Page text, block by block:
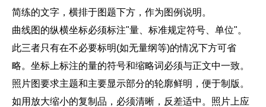
简练的文字，横排于图题下方，作为图例说明。
曲线图的纵横坐标必须标注"量、标准规定符号、单位"。
此三者只有在不必要标明(如无量纲等)的情况下方可省
略。坐标上标注的量的符号和缩略词必须与正文中一致。
照片图要求主题和主要显示部分的轮廓鲜明，便于制版。
如用放大缩小的复制品，必须清晰，反差适中。照片上应